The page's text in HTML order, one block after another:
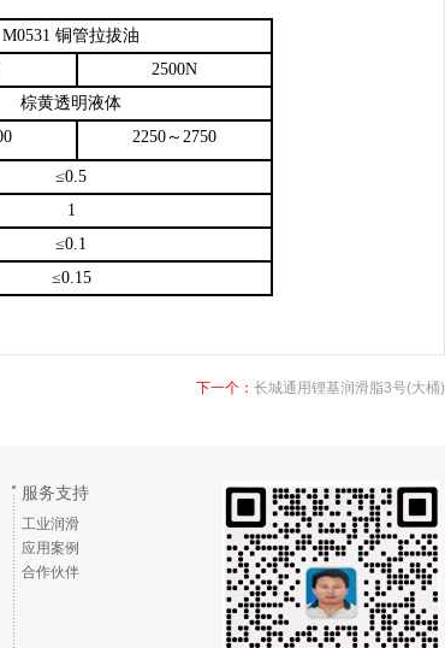
M0531 铜管拉拔油
2500N
棕黄透明液体
2250～2750
≤0.5
1
≤0.1
≤0.15
下一个： 长城通用锂基润滑脂3号(大桶)
服务支持
工业润滑
应用案例
合作伙伴